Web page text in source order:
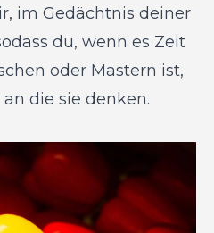
im Gedächtnis deiner
du, wenn es Zeit
oder Mastern ist,
die sie denken.